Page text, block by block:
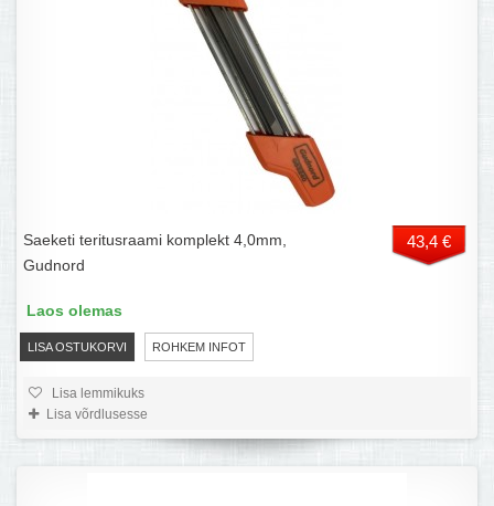
Saeketi teritusraami komplekt 4,0mm,
Gudnord
43,4 €
LISA OSTUKORVI ROHKEM INFOT
Laos olemas
Lisa lemmikuks
Lisa võrdlusesse